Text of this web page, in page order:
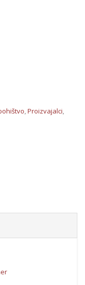
,Proizvajalci,